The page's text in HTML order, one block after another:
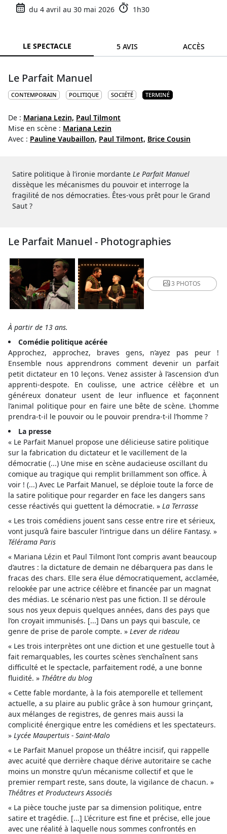
du 4 avril au 30 mai 2026 1h30
LE SPECTACLE 5 AVIS ACCÈS
Le Parfait Manuel
CONTEMPORAIN POLITIQUE SOCIÉTÉ TERMINÉ
De : Mariana Lezin, Paul Tilmont
Mise en scène : Mariana Lezin
Avec : Pauline Vaubaillon, Paul Tilmont, Brice Cousin
Satire politique à l’ironie mordante Le Parfait Manuel
dissèque les mécanismes du pouvoir et interroge la
fragilité de nos démocraties. Êtes-vous prêt pour le Grand
Saut ?
Le Parfait Manuel - Photographies
3 PHOTOS
À partir de 13 ans.
Comédie politique acérée
Approchez, approchez, braves gens, n’ayez pas peur !
Ensemble nous apprendrons comment devenir un parfait
petit dictateur en 10 leçons. Venez assister à l’ascension d’un
apprenti-despote. En coulisse, une actrice célèbre et un
généreux donateur usent de leur influence et façonnent
l’animal politique pour en faire une bête de scène. L’homme
prendra-t-il le pouvoir ou le pouvoir prendra-t-il l’homme ?
La presse
« Le Parfait Manuel propose une délicieuse satire politique
sur la fabrication du dictateur et le vacillement de la
démocratie (...) Une mise en scène audacieuse oscillant du
comique au tragique qui remplit brillamment son office. À
voir ! (...) Avec Le Parfait Manuel, se déploie toute la force de
la satire politique pour regarder en face les dangers sans
cesse réactivés qui guettent la démocratie. » La Terrasse
« Les trois comédiens jouent sans cesse entre rire et sérieux,
vont jusqu’à faire basculer l’intrigue dans un délire Fantasy. »
Télérama Paris
« Mariana Lézin et Paul Tilmont l’ont compris avant beaucoup
d’autres : la dictature de demain ne débarquera pas dans le
fracas des chars. Elle sera élue démocratiquement, acclamée,
relookée par une actrice célèbre et financée par un magnat
des médias. Le scénario n’est pas une fiction. Il se déroule
sous nos yeux depuis quelques années, dans des pays que
l’on croyait immunisés. [...] Dans un pays qui bascule, ce
genre de prise de parole compte. » Lever de rideau
« Les trois interprètes ont une diction et une gestuelle tout à
fait remarquables, les courtes scènes s’enchaînent sans
difficulté et le spectacle, parfaitement rodé, a une bonne
fluidité. » Théâtre du blog
« Cette fable mordante, à la fois atemporelle et tellement
actuelle, a su plaire au public grâce à son humour grinçant,
aux mélanges de registres, de genres mais aussi la
complicité énergique entre les comédiens et les spectateurs.
» Lycée Maupertuis - Saint-Malo
« Le Parfait Manuel propose un théâtre incisif, qui rappelle
avec acuité que derrière chaque dérive autoritaire se cache
moins un monstre qu’un mécanisme collectif et que le
premier rempart reste, sans doute, la vigilance de chacun. »
Théâtres et Producteurs Associés
« La pièce touche juste par sa dimension politique, entre
satire et tragédie. [...] L'écriture est fine et précise, elle joue
avec une réalité à laquelle nous sommes confrontés en